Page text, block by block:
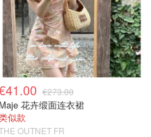
€273.00
Maje 花卉缎面连衣裙
似款
OUTNET FR